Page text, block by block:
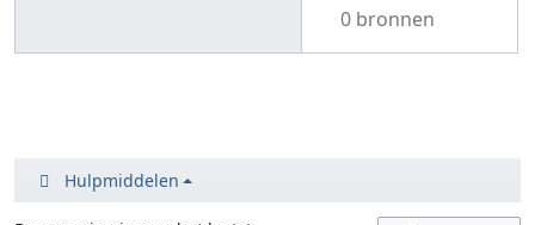
0 bronnen
Hulpmiddelen